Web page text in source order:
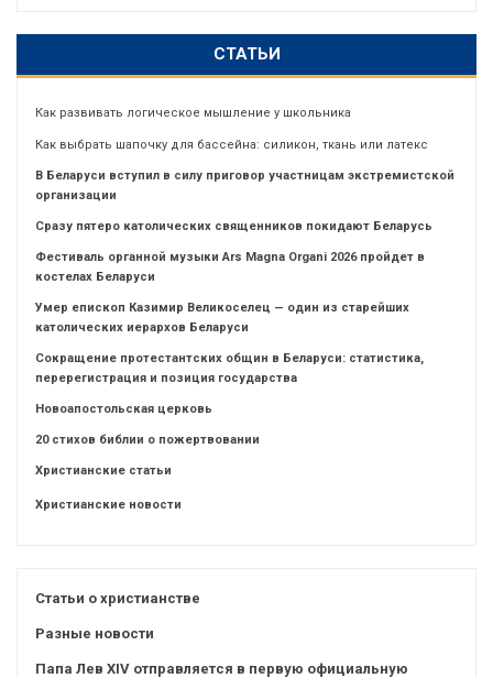
СТАТЬИ
Как развивать логическое мышление у школьника
Как выбрать шапочку для бассейна: силикон, ткань или латекс
В Беларуси вступил в силу приговор участницам экстремистской
организации
Сразу пятеро католических священников покидают Беларусь
Фестиваль органной музыки Ars Magna Organi 2026 пройдет в
костелах Беларуси
Умер епископ Казимир Великоселец — один из старейших
католических иерархов Беларуси
Сокращение протестантских общин в Беларуси: статистика,
перерегистрация и позиция государства
Новоапостольская церковь
20 стихов библии о пожертвовании
Христианские статьи
Христианские новости
Статьи о христианстве
Разные новости
Папа Лев XIV отправляется в первую официальную